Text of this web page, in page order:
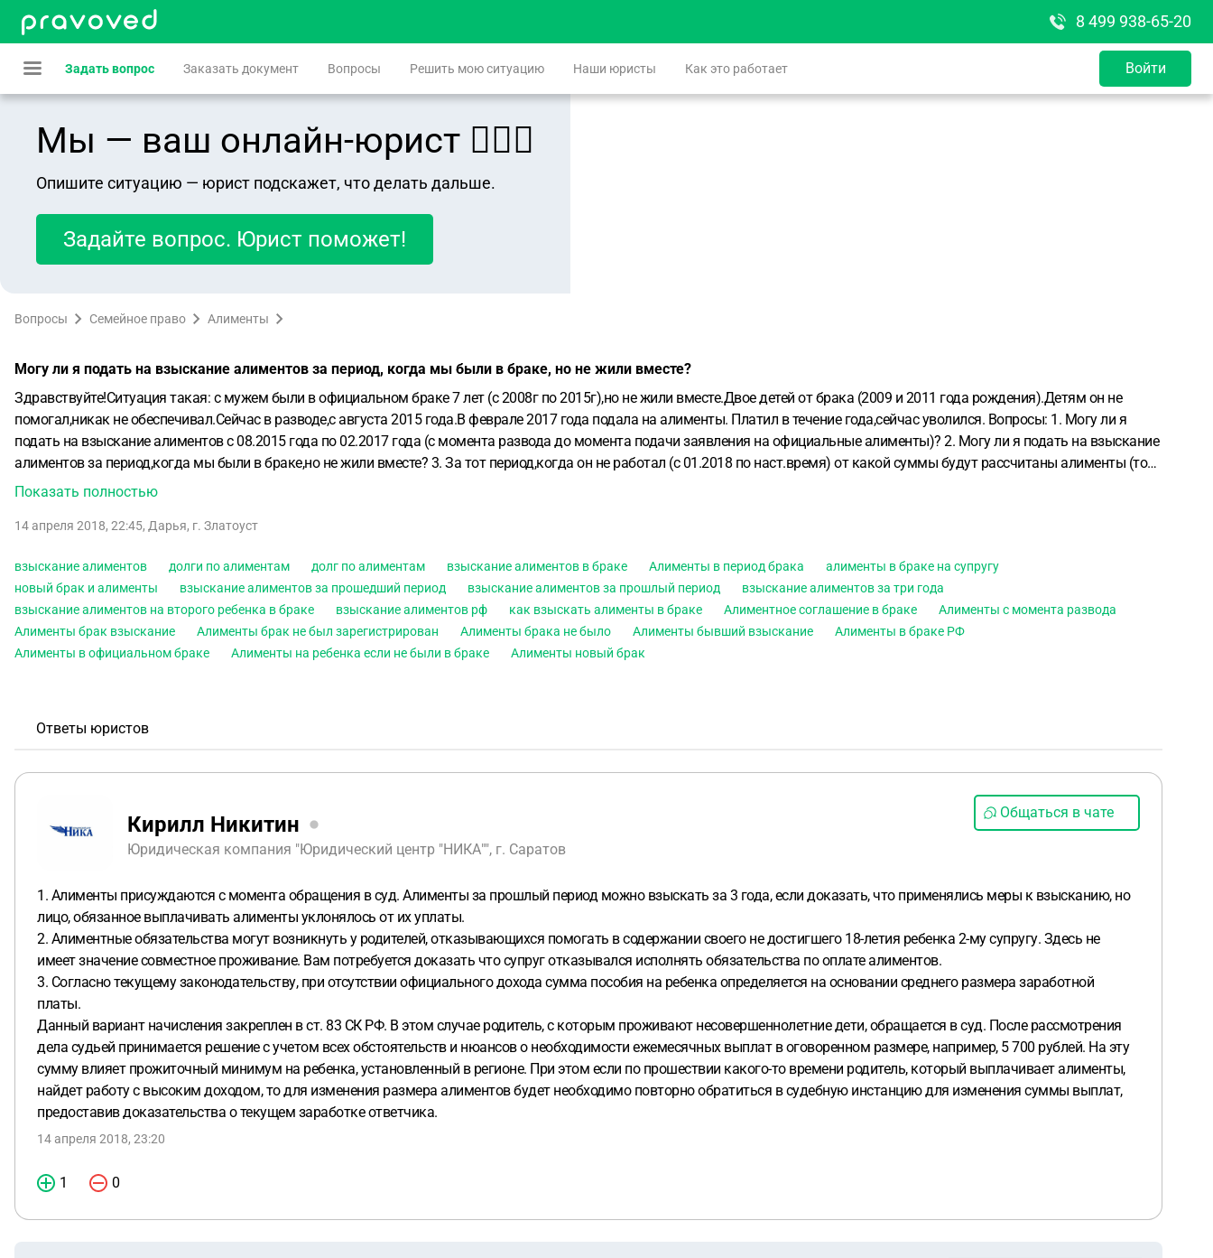
8 499 938-65-20
Задать вопрос Заказать документ Вопросы Решить мою ситуацию Наши юристы Как это работает Войти
Мы — ваш онлайн-юрист 👨🏻‍⚖️
Опишите ситуацию — юрист подскажет, что делать дальше.
Задайте вопрос. Юрист поможет!
Вопросы Семейное право Алименты
Могу ли я подать на взыскание алиментов за период, когда мы были в браке, но не жили вместе?
Здравствуйте!Ситуация такая: с мужем были в официальном браке 7 лет (с 2008г по 2015г),но не жили вместе.Двое детей от брака (2009 и 2011 года рождения).Детям он не
помогал,никак не обеспечивал.Сейчас в разводе,с августа 2015 года.В феврале 2017 года подала на алименты. Платил в течение года,сейчас уволился. Вопросы: 1. Могу ли я
подать на взыскание алиментов с 08.2015 года по 02.2017 года (с момента развода до момента подачи заявления на официальные алименты)? 2. Могу ли я подать на взыскание
алиментов за период,когда мы были в браке,но не жили вместе? 3. За тот период,когда он не работал (с 01.2018 по наст.время) от какой суммы будут рассчитаны алименты (то
есть долг по алиментам)?От средней заработной платы по Российской Федерации?
Показать полностью
14 апреля 2018, 22:45, Дарья, г. Златоуст
взыскание алиментов долги по алиментам долг по алиментам взыскание алиментов в браке Алименты в период брака
алименты в браке на супругу
новый брак и алименты
взыскание алиментов за прошедший период взыскание алиментов за прошлый период
взыскание алиментов за три года
взыскание алиментов на второго ребенка в браке
взыскание алиментов рф как взыскать алименты в браке Алиментное соглашение в браке
Алименты с момента развода
Алименты брак взыскание
Алименты брак не был зарегистрирован Алименты брака не было Алименты бывший взыскание
Алименты в браке РФ
Алименты в официальном браке
Алименты на ребенка если не были в браке Алименты новый брак
Ответы юристов
Кирилл Никитин
Юридическая компания "Юридический центр "НИКА"", г. Саратов
Общаться в чате
1. Алименты присуждаются с момента обращения в суд. Алименты за прошлый период можно взыскать за 3 года, если доказать, что применялись меры к взысканию, но
лицо, обязанное выплачивать алименты уклонялось от их уплаты.
2. Алиментные обязательства могут возникнуть у родителей, отказывающихся помогать в содержании своего не достигшего 18-летия ребенка 2-му супругу. Здесь не
имеет значение совместное проживание. Вам потребуется доказать что супруг отказывался исполнять обязательства по оплате алиментов.
3. Согласно текущему законодательству, при отсутствии официального дохода сумма пособия на ребенка определяется на основании среднего размера заработной
платы.
Данный вариант начисления закреплен в ст. 83 СК РФ. В этом случае родитель, с которым проживают несовершеннолетние дети, обращается в суд. После рассмотрения
дела судьей принимается решение с учетом всех обстоятельств и нюансов о необходимости ежемесячных выплат в оговоренном размере, например, 5 700 рублей. На эту
сумму влияет прожиточный минимум на ребенка, установленный в регионе. При этом если по прошествии какого-то времени родитель, который выплачивает алименты,
найдет работу с высоким доходом, то для изменения размера алиментов будет необходимо повторно обратиться в судебную инстанцию для изменения суммы выплат,
предоставив доказательства о текущем заработке ответчика.
14 апреля 2018, 23:20
1 0